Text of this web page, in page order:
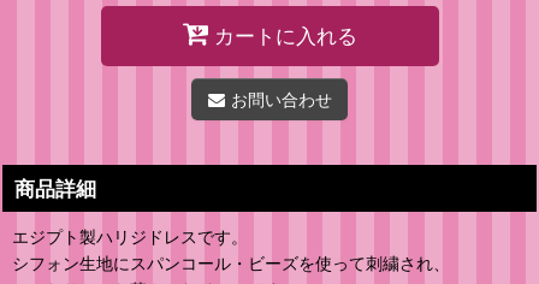
カートに入れる
お問い合わせ
商品詳細
エジプト製ハリジドレスです。
シフォン生地にスパンコール・ビーズを使って刺繍され、